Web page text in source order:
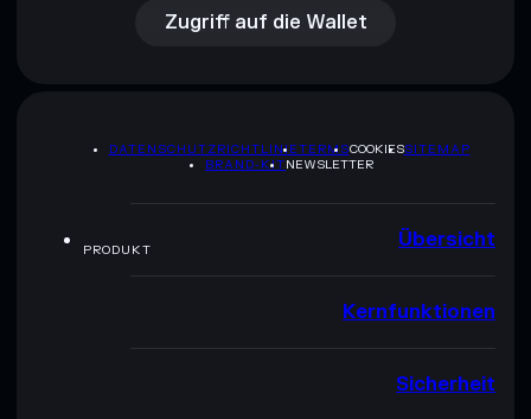
Zugriff auf die Wallet
DATENSCHUTZRICHTLINIETERMSCOOKIESSITEMAP
BRAND-KITNEWSLETTER
PRODUKT Übersicht
Kernfunktionen
Sicherheit